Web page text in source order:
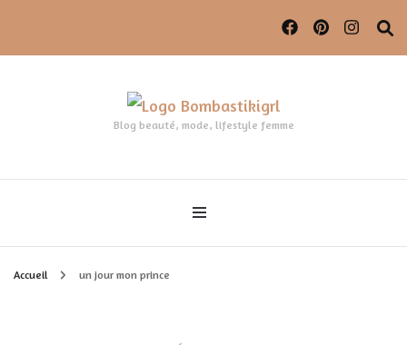
Blog beauté, mode, lifestyle femme
Accueil un jour mon prince